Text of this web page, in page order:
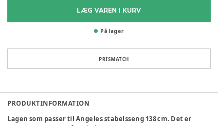
LÆG VAREN I KURV
På lager
PRISMATCH
PRODUKTINFORMATION
Lagen som passer til Angeles stabelsseng 138 cm. Det er